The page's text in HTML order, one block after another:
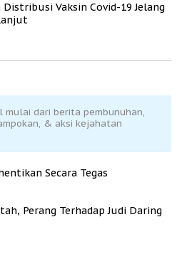
Vaksin Covid-19 Jelang
mulai dari berita pembunuhan,
& aksi kejahatan
Secara Tegas
Perang Terhadap Judi Daring